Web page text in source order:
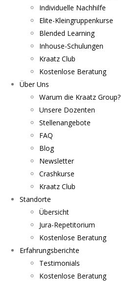
Individuelle Nachhilfe
Elite-Kleingruppenkurse
Blended Learning
Inhouse-Schulungen
Kraatz Club
Kostenlose Beratung
Über Uns
Warum die Kraatz Group?
Unsere Dozenten
Stellenangebote
FAQ
Blog
Newsletter
Crashkurse
Kraatz Club
Standorte
Übersicht
Jura-Repetitorium
Kostenlose Beratung
Erfahrungsberichte
Testimonials
Kostenlose Beratung